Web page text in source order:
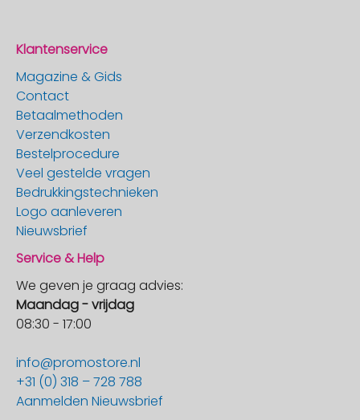
Klantenservice
Magazine & Gids
Contact
Betaalmethoden
Verzendkosten
Bestelprocedure
Veel gestelde vragen
Bedrukkingstechnieken
Logo aanleveren
Nieuwsbrief
Service & Help
We geven je graag advies:
Maandag - vrijdag
08:30 - 17:00
info@promostore.nl
+31 (0) 318 – 728 788
Aanmelden Nieuwsbrief